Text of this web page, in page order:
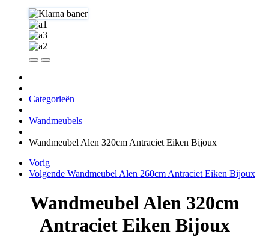
Categorieën
Wandmeubels
Wandmeubel Alen 320cm Antraciet Eiken Bijoux
Vorig
Volgende Wandmeubel Alen 260cm Antraciet Eiken Bijoux
Wandmeubel Alen 320cm
Antraciet Eiken Bijoux